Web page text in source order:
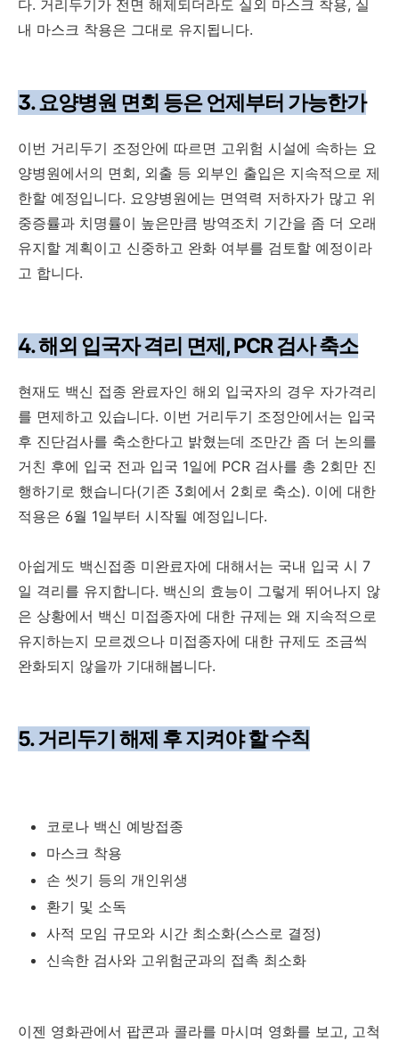
다. 거리두기가 전면 해제되더라도 실외 마스크 착용, 실
내 마스크 착용은 그대로 유지됩니다.
3. 요양병원 면회 등은 언제부터 가능한가
이번 거리두기 조정안에 따르면 고위험 시설에 속하는 요
양병원에서의 면회, 외출 등 외부인 출입은 지속적으로 제
한할 예정입니다. 요양병원에는 면역력 저하자가 많고 위
중증률과 치명률이 높은만큼 방역조치 기간을 좀 더 오래
유지할 계획이고 신중하고 완화 여부를 검토할 예정이라
고 합니다.
4. 해외 입국자 격리 면제, PCR 검사 축소
현재도 백신 접종 완료자인 해외 입국자의 경우 자가격리
를 면제하고 있습니다. 이번 거리두기 조정안에서는 입국
후 진단검사를 축소한다고 밝혔는데 조만간 좀 더 논의를
거친 후에 입국 전과 입국 1일에 PCR 검사를 총 2회만 진
행하기로 했습니다(기존 3회에서 2회로 축소). 이에 대한
적용은 6월 1일부터 시작될 예정입니다.
아쉽게도 백신접종 미완료자에 대해서는 국내 입국 시 7
일 격리를 유지합니다. 백신의 효능이 그렇게 뛰어나지 않
은 상황에서 백신 미접종자에 대한 규제는 왜 지속적으로
유지하는지 모르겠으나 미접종자에 대한 규제도 조금씩
완화되지 않을까 기대해봅니다.
5. 거리두기 해제 후 지켜야 할 수칙
코로나 백신 예방접종
마스크 착용
손 씻기 등의 개인위생
환기 및 소독
사적 모임 규모와 시간 최소화(스스로 결정)
신속한 검사와 고위험군과의 접촉 최소화
이젠 영화관에서 팝콘과 콜라를 마시며 영화를 보고, 고척